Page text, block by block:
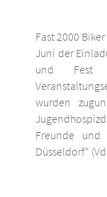
Fast 2000
Juni der
und Fest
wurden
Freunde und
Düsseldorf“